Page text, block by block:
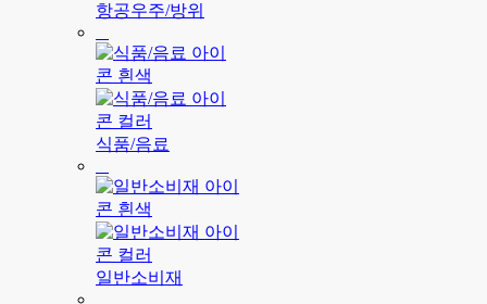
항공우주/방위
식품/음료
일반소비재